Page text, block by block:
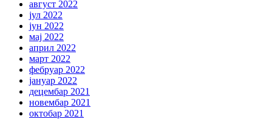
август 2022
јул 2022
јун 2022
мај 2022
април 2022
март 2022
фебруар 2022
јануар 2022
децембар 2021
новембар 2021
октобар 2021